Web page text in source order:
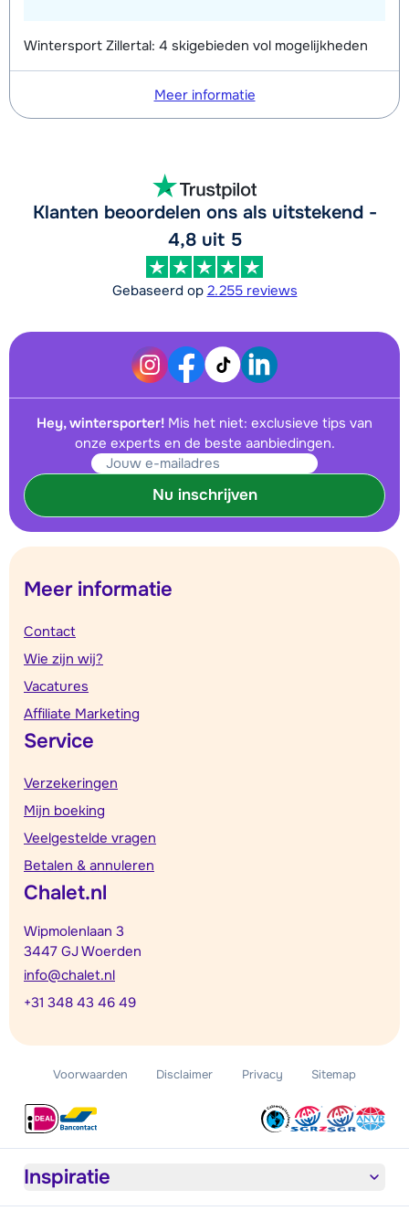
Wintersport Zillertal: 4 skigebieden vol mogelijkheden
Meer informatie
Klanten beoordelen ons als uitstekend -
4,8 uit 5
Gebaseerd op 2.255 reviews
Hey, wintersporter! Mis het niet: exclusieve tips van
onze experts en de beste aanbiedingen.
Nu inschrijven
Meer informatie
Contact
Wie zijn wij?
Vacatures
Affiliate Marketing
Service
Verzekeringen
Mijn boeking
Veelgestelde vragen
Betalen & annuleren
Chalet.nl
Wipmolenlaan 3
3447 GJ Woerden
info@chalet.nl
+31 348 43 46 49
Voorwaarden Disclaimer Privacy Sitemap
Inspiratie